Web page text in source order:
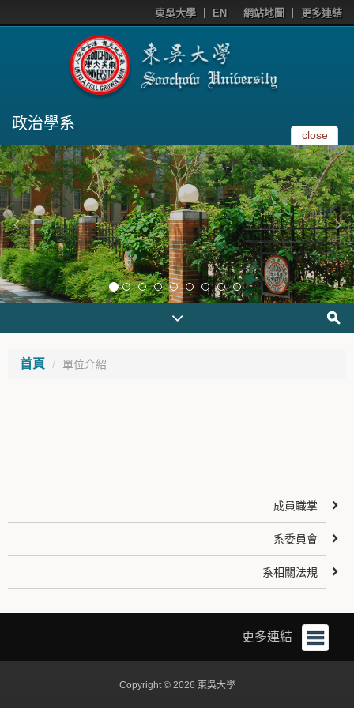
東吳大學 EN 網站地圖 更多連結
政治學系
close
首頁 單位介紹
成員職掌
系委員會
系相關法規
更多連結
Copyright © 2026 東吳大學